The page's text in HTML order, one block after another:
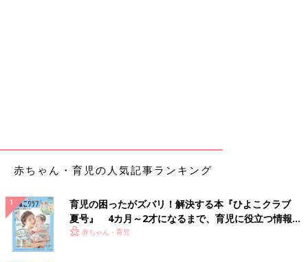
赤ちゃん・育児の人気記事ランキング
育児の困ったがズバリ！解決する本『ひよこクラブ
夏号』 4カ月～2才になるまで、育児に役立つ情報が
いっぱい！
赤ちゃん・育児